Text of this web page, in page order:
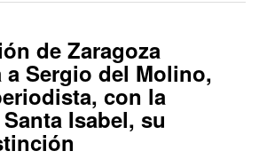
de Zaragoza
a Sergio del Molino,
con la
Isabel, su